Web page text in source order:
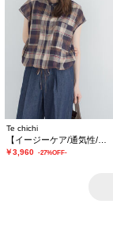
Te chichi
￥3,960 -27%OFF-